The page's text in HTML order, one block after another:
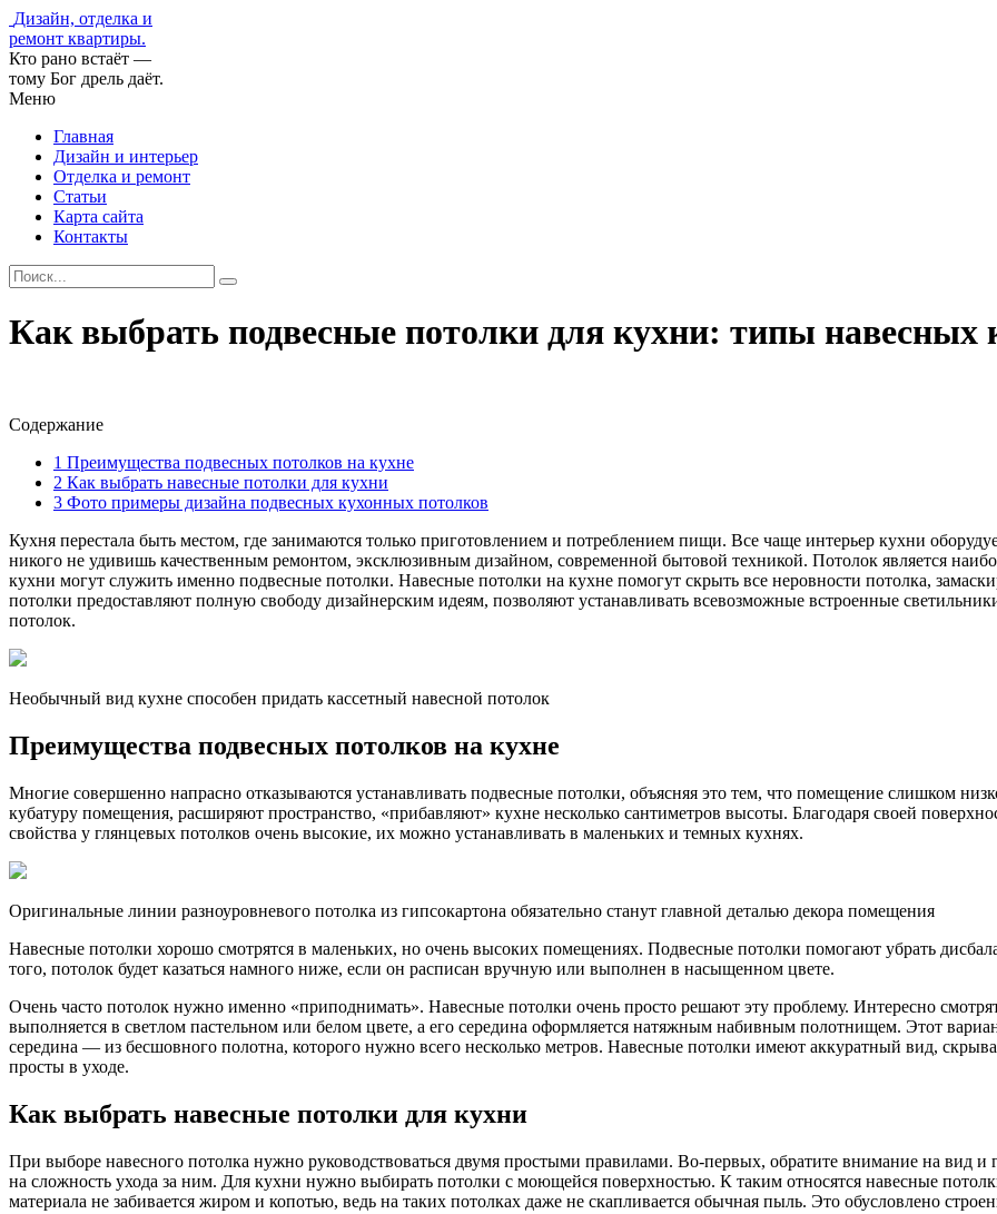
Дизайн, отделка и
ремонт квартиры.
Кто рано встаёт —
тому Бог дрель даёт.
Меню
Главная
Дизайн и интерьер
Отделка и ремонт
Статьи
Карта сайта
Контакты
Как выбрать подвесные потолки для кухни: типы навесных
Содержание
1 Преимущества подвесных потолков на кухне
2 Как выбрать навесные потолки для кухни
3 Фото примеры дизайна подвесных кухонных потолков
Кухня перестала быть местом, где занимаются только приготовлением и потреблением пищи. Все чаще интерьер кухни
никого не удивишь качественным ремонтом, эксклюзивным дизайном, современной бытовой техникой. Потолок является
кухни могут служить именно подвесные потолки. Навесные потолки на кухне помогут скрыть все неровности потолка,
потолки предоставляют полную свободу дизайнерским идеям, позволяют устанавливать всевозможные встроенные
потолок.
Необычный вид кухне способен придать кассетный навесной потолок
Преимущества подвесных потолков на кухне
Многие совершенно напрасно отказываются устанавливать подвесные потолки, объясняя это тем, что помещение слишком
кубатуру помещения, расширяют пространство, «прибавляют» кухне несколько сантиметров высоты. Благодаря своей
свойства у глянцевых потолков очень высокие, их можно устанавливать в маленьких и темных кухнях.
Оригинальные линии разноуровневого потолка из гипсокартона обязательно станут главной деталью декора помещения
Навесные потолки хорошо смотрятся в маленьких, но очень высоких помещениях. Подвесные потолки помогают убрать
того, потолок будет казаться намного ниже, если он расписан вручную или выполнен в насыщенном цвете.
Очень часто потолок нужно именно «приподнимать». Навесные потолки очень просто решают эту проблему. Интересно
выполняется в светлом пастельном или белом цвете, а его середина оформляется натяжным набивным полотнищем. Этот
середина — из бесшовного полотна, которого нужно всего несколько метров. Навесные потолки имеют аккуратный вид,
просты в уходе.
Как выбрать навесные потолки для кухни
При выборе навесного потолка нужно руководствоваться двумя простыми правилами. Во-первых, обратите внимание на вид и
на сложность ухода за ним. Для кухни нужно выбирать потолки с моющейся поверхностью. К таким относятся навесные
материала не забивается жиром и копотью, ведь на таких потолках даже не скапливается обычная пыль. Это обусловлено